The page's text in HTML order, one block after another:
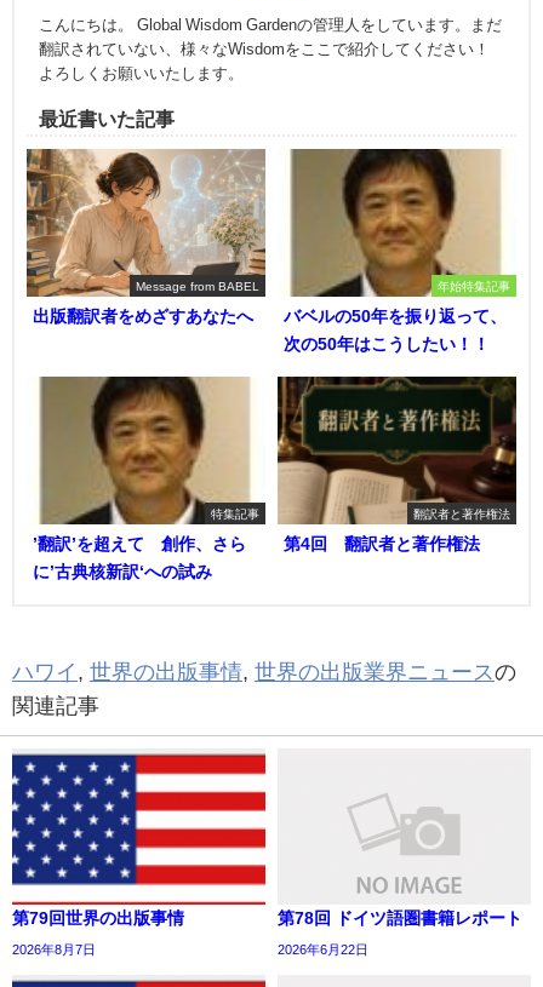
こんにちは。 Global Wisdom Gardenの管理人をしています。まだ
翻訳されていない、様々なWisdomをここで紹介してください！
よろしくお願いいたします。
最近書いた記事
Message from BABEL
出版翻訳者をめざすあなたへ
年始特集記事
バベルの50年を振り返って、
次の50年はこうしたい！！
特集記事
’翻訳’を超えて 創作、さら
に’古典核新訳‘への試み
翻訳者と著作権法
第4回 翻訳者と著作権法
ハワイ 世界の出版事情 世界の出版業界ニュース の
関連記事
第79回世界の出版事情
2026年8月7日
第78回 ドイツ語圏書籍レポート
2026年6月22日